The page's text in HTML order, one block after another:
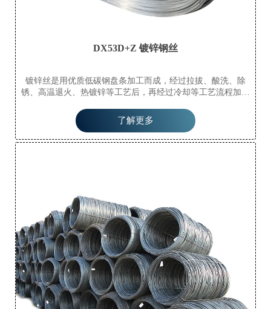
DX53D+Z 镀锌钢丝
镀锌丝是用优质低碳钢盘条加工而成，经过拉拔、酸洗、除
锈、高温退火、热镀锌等工艺后，再经过冷却等工艺流程加工
了解更多